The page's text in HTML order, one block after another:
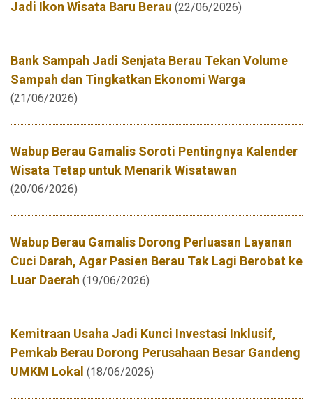
Jadi Ikon Wisata Baru Berau (22/06/2026)
Bank Sampah Jadi Senjata Berau Tekan Volume
Sampah dan Tingkatkan Ekonomi Warga
(21/06/2026)
Wabup Berau Gamalis Soroti Pentingnya Kalender
Wisata Tetap untuk Menarik Wisatawan
(20/06/2026)
Wabup Berau Gamalis Dorong Perluasan Layanan
Cuci Darah, Agar Pasien Berau Tak Lagi Berobat ke
Luar Daerah (19/06/2026)
Kemitraan Usaha Jadi Kunci Investasi Inklusif,
Pemkab Berau Dorong Perusahaan Besar Gandeng
UMKM Lokal (18/06/2026)